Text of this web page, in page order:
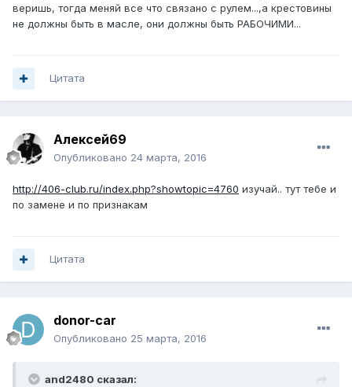
веришь, тогда меняй все что связано с рулем...,а крестовины
не должны быть в масле, они должны быть РАБОЧИМИ...
Цитата
Алексей69
Опубликовано 24 марта, 2016
http://406-club.ru/index.php?showtopic=4760 изучай.. тут тебе и
по замене и по признакам
Цитата
donor-car
Опубликовано 25 марта, 2016
and2480 сказал: